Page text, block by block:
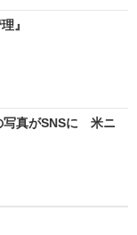
』
写真がSNSに 米ニ